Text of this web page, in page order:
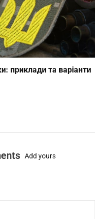
приклади та варіанти
Add yours